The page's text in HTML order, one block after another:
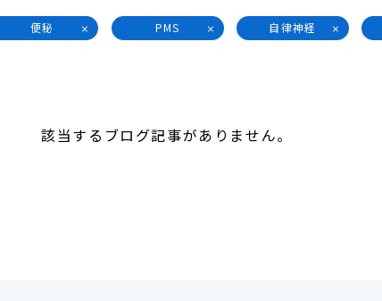
便秘 PMS 自律神経
該当するブログ記事がありません。